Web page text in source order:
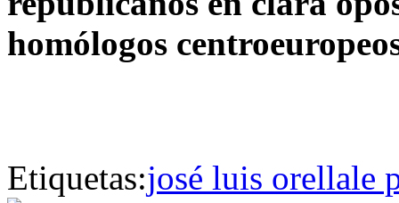
homólogos
Etiquetas:josé luis orellale